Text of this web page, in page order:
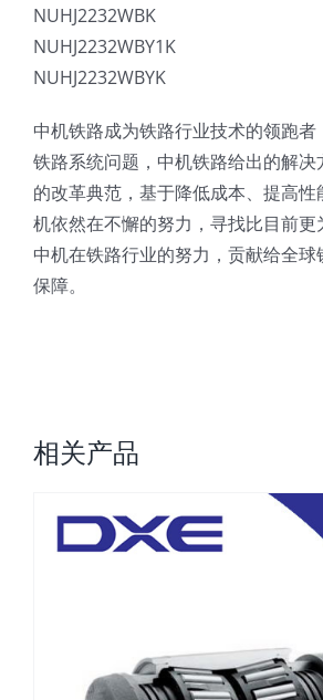
NUHJ2232WBK
NUHJ2232WBY1K
NUHJ2232WBYK
中机铁路成为铁路行业技术的领跑
铁路系统问题，中机铁路给出的解决
的改革典范，基于降低成本、提高性
机依然在不懈的努力，寻找比目前更
中机在铁路行业的努力，贡献给全
保障。
相关产品